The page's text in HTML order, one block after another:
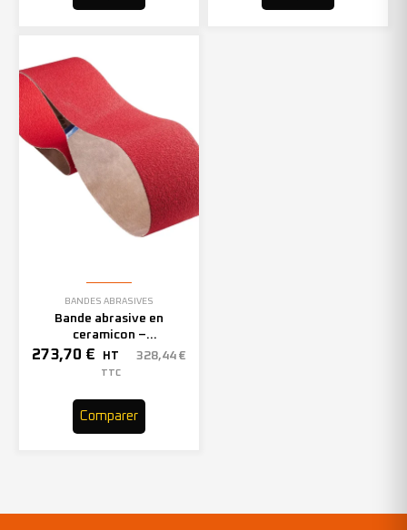
BANDES ABRASIVES
Bande abrasive en
ceramicon –
150mmx2000mm – Grain 40
– 305969 (x10)
273,70 € HT 328,44 €
TTC
Comparer